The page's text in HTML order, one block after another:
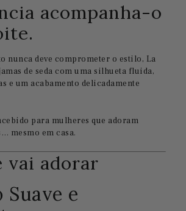
acompanha-o
nunca deve comprometer o estilo, La
de seda com uma silhueta fluida,
e um acabamento delicadamente
para mulheres que adoram
mesmo em casa.
vai adorar
e